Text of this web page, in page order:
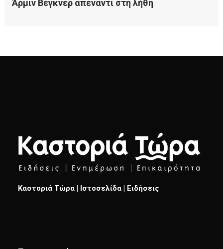
Καστοριά Τώρα | Ιστοσελίδα | Ειδήσεις